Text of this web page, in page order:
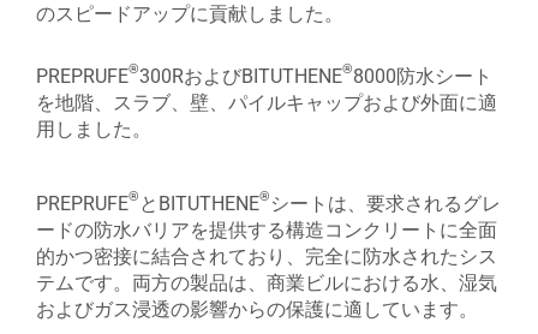
のスピードアップに貢献しました。
PREPRUFE®300RおよびBITUTHENE®8000防水シート
を地階、スラブ、壁、パイルキャップおよび外面に適
用しました。
PREPRUFE® とBITUTHENE® シートは、要求されるグレ
ードの防水バリアを提供する構造コンクリートに全面
的かつ密接に結合されており、完全に防水されたシス
テムです。両方の製品は、商業ビルにおける水、湿気
およびガス浸透の影響からの保護に適しています。